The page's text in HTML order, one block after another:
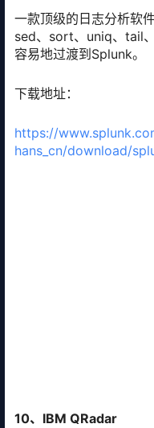
一款顶级的日志分析软
sed、sort、uniq、tail
容易地过渡到Splunk。
下载地址：
https://
hans_cn/download/
10、IBM QRadar